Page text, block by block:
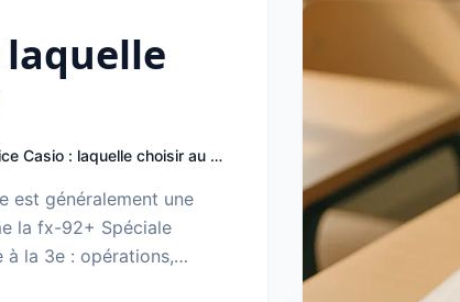
laquelle
Calculatrice Casio : laquelle choisir au collège ?
est généralement une
la fx-92+ Spéciale
à la 3e : opérations,